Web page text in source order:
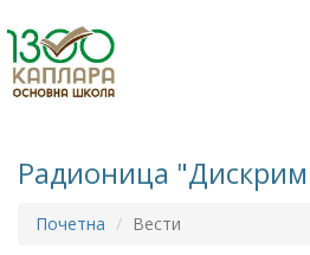
Радионица
Почетна Вести